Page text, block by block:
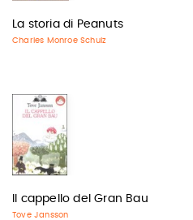
La storia di Peanuts
Charles Monroe Schulz
Il cappello del Gran Bau
Tove Jansson